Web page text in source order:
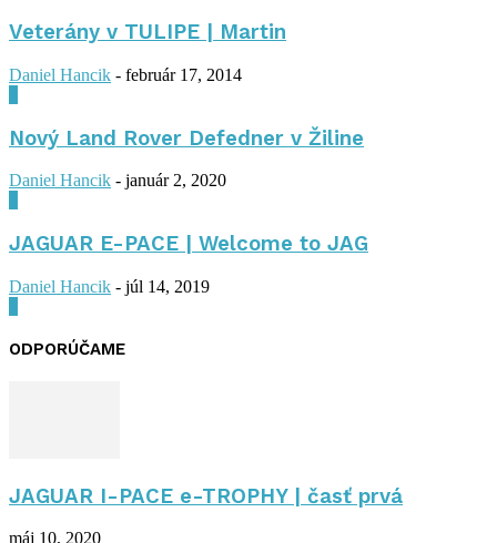
Veterány v TULIPE | Martin
Daniel Hancik - február 17, 2014
Nový Land Rover Defedner v Žiline
Daniel Hancik - január 2, 2020
JAGUAR E-PACE | Welcome to JAG
Daniel Hancik - júl 14, 2019
ODPORÚČAME
JAGUAR I-PACE e-TROPHY | časť prvá
máj 10, 2020